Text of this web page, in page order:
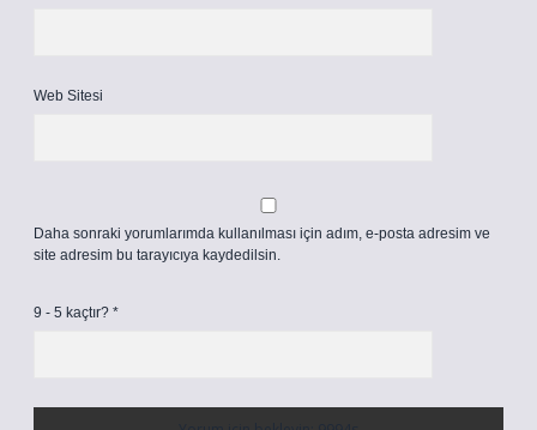
Web Sitesi
Daha sonraki yorumlarımda kullanılması için adım, e-posta adresim ve
site adresim bu tarayıcıya kaydedilsin.
9 - 5 kaçtır? *